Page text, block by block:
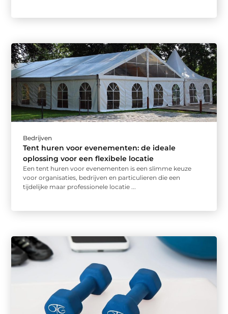
Bedrijven
Tent huren voor evenementen: de ideale
oplossing voor een flexibele locatie
Een tent huren voor evenementen is een slimme keuze
voor organisaties, bedrijven en particulieren die een
tijdelijke maar professionele locatie ...